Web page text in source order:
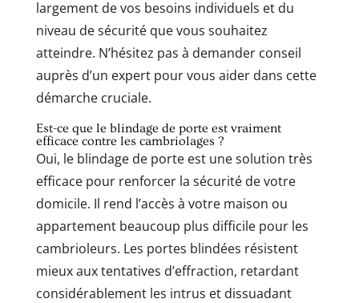
largement de vos besoins individuels et du
niveau de sécurité que vous souhaitez
atteindre. N’hésitez pas à demander conseil
auprès d’un expert pour vous aider dans cette
démarche cruciale.
Est-ce que le blindage de porte est vraiment
efficace contre les cambriolages ?
Oui, le blindage de porte est une solution très
efficace pour renforcer la sécurité de votre
domicile. Il rend l’accès à votre maison ou
appartement beaucoup plus difficile pour les
cambrioleurs. Les portes blindées résistent
mieux aux tentatives d’effraction, retardant
considérablement les intrus et dissuadant